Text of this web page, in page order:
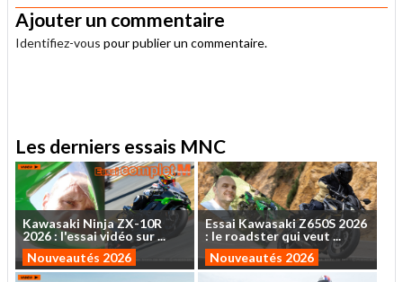
Ajouter un commentaire
Identifiez-vous pour publier un commentaire.
Les derniers essais MNC
Kawasaki NinjaZX-10R
2026: l'essaividéo sur...
Nouveautés 2026
Essai KawasakiZ650S 2026
: le roadsterquiveut ...
Nouveautés 2026